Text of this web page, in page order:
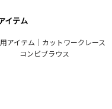
イテム